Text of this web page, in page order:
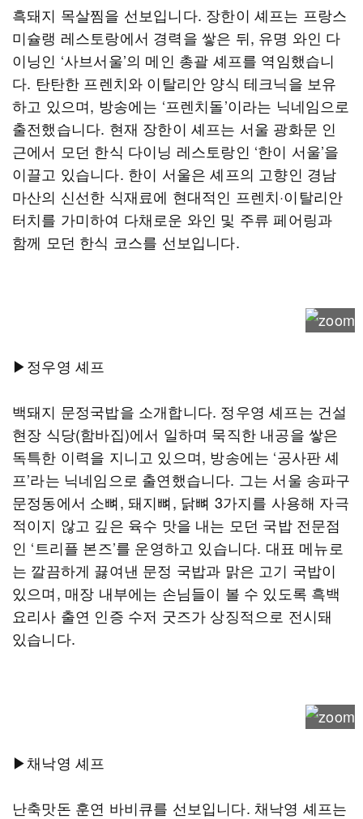
흑돼지 목살찜을 선보입니다. 장한이 셰프는 프랑스
미슐랭 레스토랑에서 경력을 쌓은 뒤, 유명 와인 다
이닝인 ‘사브서울’의 메인 총괄 셰프를 역임했습니
다. 탄탄한 프렌치와 이탈리안 양식 테크닉을 보유
하고 있으며, 방송에는 ‘프렌치돌’이라는 닉네임으로
출전했습니다. 현재 장한이 셰프는 서울 광화문 인
근에서 모던 한식 다이닝 레스토랑인 ‘한이 서울’을
이끌고 있습니다. 한이 서울은 셰프의 고향인 경남
마산의 신선한 식재료에 현대적인 프렌치·이탈리안
터치를 가미하여 다채로운 와인 및 주류 페어링과
함께 모던 한식 코스를 선보입니다.
▶정우영 셰프
백돼지 문정국밥을 소개합니다. 정우영 셰프는 건설
현장 식당(함바집)에서 일하며 묵직한 내공을 쌓은
독특한 이력을 지니고 있으며, 방송에는 ‘공사판 셰
프’라는 닉네임으로 출연했습니다. 그는 서울 송파구
문정동에서 소뼈, 돼지뼈, 닭뼈 3가지를 사용해 자극
적이지 않고 깊은 육수 맛을 내는 모던 국밥 전문점
인 ‘트리플 본즈’를 운영하고 있습니다. 대표 메뉴로
는 깔끔하게 끓여낸 문정 국밥과 맑은 고기 국밥이
있으며, 매장 내부에는 손님들이 볼 수 있도록 흑백
요리사 출연 인증 수저 굿즈가 상징적으로 전시돼
있습니다.
▶채낙영 셰프
난축맛돈 훈연 바비큐를 선보입니다. 채낙영 셰프는